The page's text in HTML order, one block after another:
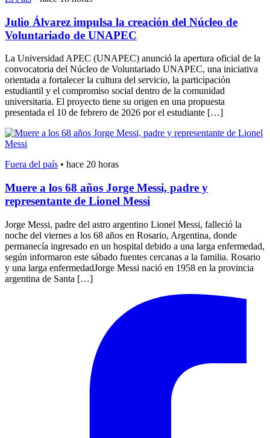
Julio Álvarez impulsa la creación del Núcleo de
Voluntariado de UNAPEC
La Universidad APEC (UNAPEC) anunció la apertura oficial de la
convocatoria del Núcleo de Voluntariado UNAPEC, una iniciativa
orientada a fortalecer la cultura del servicio, la participación
estudiantil y el compromiso social dentro de la comunidad
universitaria. El proyecto tiene su origen en una propuesta
presentada el 10 de febrero de 2026 por el estudiante […]
Fuera del país • hace 20 horas
Muere a los 68 años Jorge Messi, padre y
representante de Lionel Messi
Jorge Messi, padre del astro argentino Lionel Messi, falleció la
noche del viernes a los 68 años en Rosario, Argentina, donde
permanecía ingresado en un hospital debido a una larga enfermedad,
según informaron este sábado fuentes cercanas a la familia. Rosario
y una larga enfermedadJorge Messi nació en 1958 en la provincia
argentina de Santa […]